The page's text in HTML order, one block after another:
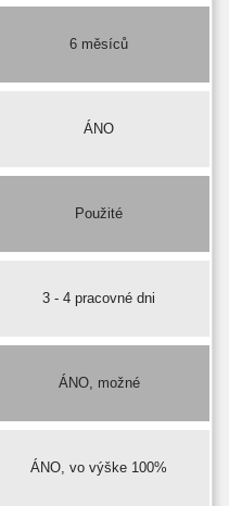
6 měsíců
ÁNO
Použité
3 - 4 pracovné dni
ÁNO, možné
ÁNO, vo výške 100%